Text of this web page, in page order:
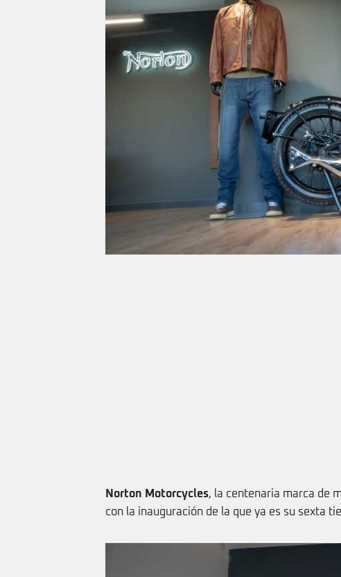
Norton Motorcycles, la centenaria marca de
con la inauguración de la que ya es su sexta